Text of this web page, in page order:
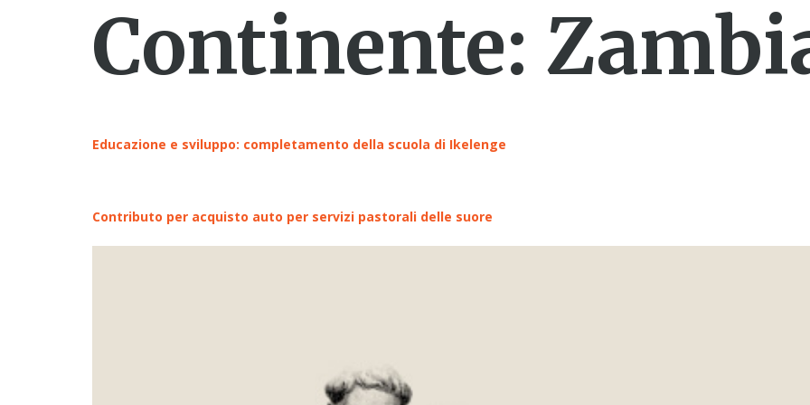
Continente:
Educazione e sviluppo: completamento della scuola di Ikelenge
Contributo per acquisto auto per servizi pastorali delle suore